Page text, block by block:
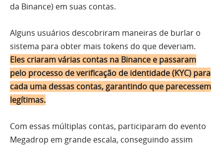
da Binance) em suas contas.
Alguns usuários descobriram maneiras de burlar o
sistema para obter mais tokens do que deveriam.
Eles criaram várias contas na Binance e passaram
pelo processo de verificação de identidade (KYC) para
cada uma dessas contas, garantindo que parecessem
legítimas.
Com essas múltiplas contas, participaram do evento
Megadrop em grande escala, conseguindo assim